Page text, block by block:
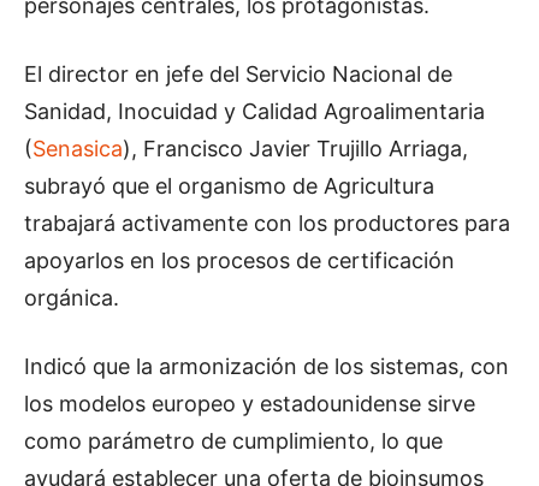
personajes centrales, los protagonistas.
El director en jefe del Servicio Nacional de
Sanidad, Inocuidad y Calidad Agroalimentaria
(Senasica), Francisco Javier Trujillo Arriaga,
subrayó que el organismo de Agricultura
trabajará activamente con los productores para
apoyarlos en los procesos de certificación
orgánica.
Indicó que la armonización de los sistemas, con
los modelos europeo y estadounidense sirve
como parámetro de cumplimiento, lo que
ayudará establecer una oferta de bioinsumos